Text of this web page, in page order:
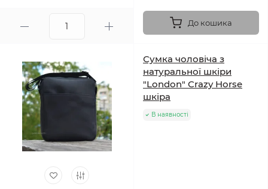
До кошика
Сумка чоловіча з
натуральної шкіри
"London" Crazy Horse
шкіра
В наявності